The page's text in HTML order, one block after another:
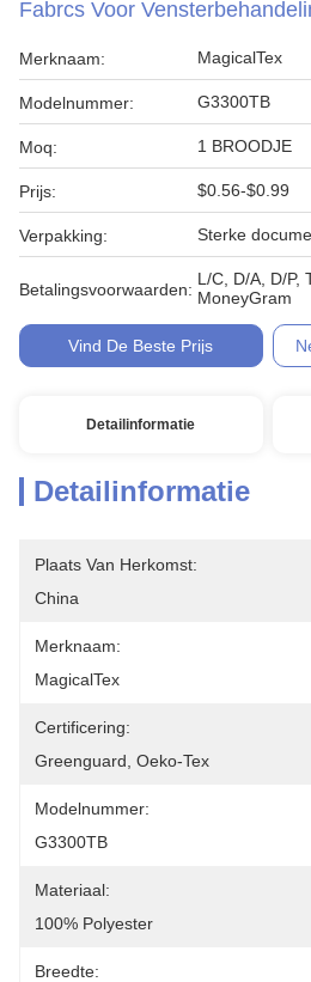
Fabrcs Voor
Merknaam: MagicalTex
Modelnummer: G3300TB
Moq: 1 BROODJE
Prijs: $0.56-$0.99
Verpakking: Sterke
Betalingsvoorwaarden:
L/C, D/A, D/P,
MoneyGram
Vind De Beste Prijs
Detailinformatie
Detailinformatie
Plaats Van Herkomst:
China
Merknaam:
MagicalTex
Certificering:
Greenguard, Oeko-Tex
Modelnummer:
G3300TB
Materiaal:
100% Polyester
Breedte: